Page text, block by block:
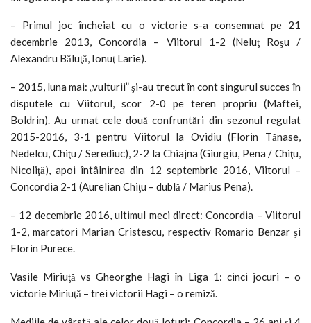
– Primul joc încheiat cu o victorie s-a consemnat pe 21
decembrie 2013, Concordia – Viitorul 1-2 (Neluţ Roşu /
Alexandru Băluţă, Ionuţ Larie).
– 2015, luna mai: „vulturii” şi-au trecut în cont singurul succes în
disputele cu Viitorul, scor 2-0 pe teren propriu (Maftei,
Boldrin). Au urmat cele două confruntări din sezonul regulat
2015-2016, 3-1 pentru Viitorul la Ovidiu (Florin Tănase,
Nedelcu, Chiţu / Serediuc), 2-2 la Chiajna (Giurgiu, Pena / Chiţu,
Nicoliţă), apoi întâlnirea din 12 septembrie 2016, Viitorul –
Concordia 2-1 (Aurelian Chiţu – dublă / Marius Pena).
– 12 decembrie 2016, ultimul meci direct: Concordia – Viitorul
1-2, marcatori Marian Cristescu, respectiv Romario Benzar şi
Florin Purece.
Vasile Miriuţă vs Gheorghe Hagi în Liga 1: cinci jocuri – o
victorie Miriuţă – trei victorii Hagi – o remiză.